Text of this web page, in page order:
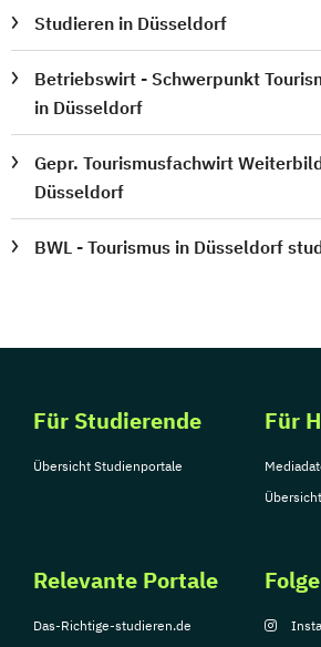
Studieren in Düsseldorf
Betriebswirt - Schwerpunkt
in Düsseldorf
Gepr. Tourismusfachwirt
Düsseldorf
BWL - Tourismus in Düsseldorf
Für Studierende
Übersicht Studienportale
Für
Relevante Portale
Das-Richtige-studieren.de